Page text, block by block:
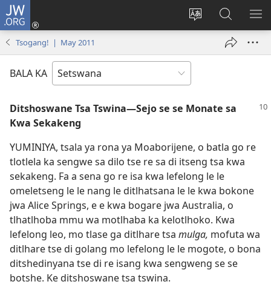
JW.ORG
Fetola
Tsena
e
Senka
JW.ORG/
Tsogang! | May 2011
BALA KA
Ditshoswane Tsa Tswina—Sejo se se Monate sa
Kwa Sekakeng
YUMINIYA, tsala ya rona ya Moaborijene, o batla go re
tlotlela ka sengwe sa dilo tse re sa di itseng tsa kwa
sekakeng. Fa a sena go re isa kwa lefelong le le
omeletseng le le nang le ditlhatsana le le kwa bokone
jwa Alice Springs, e e kwa bogare jwa Australia, o
tlhatlhoba mmu wa motlhaba ka kelotlhoko. Kwa
lefelong leo, mo tlase ga ditlhare tsa mulga, mofuta wa
ditlhare tse di golang mo lefelong le le mogote, o bona
ditshedinyana tse di re isang kwa sengweng se se
botshe. Ke ditshoswane tsa tswina.